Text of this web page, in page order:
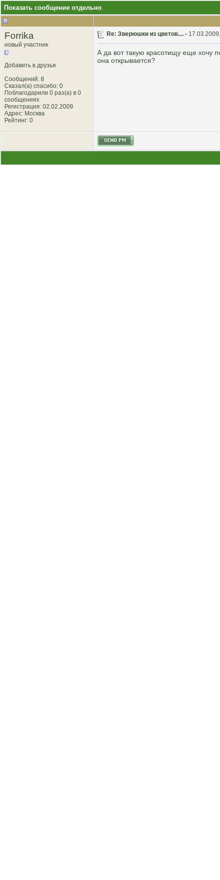
Показать сообщение отдельно
Forrika
новый участник
Добавить в друзья
Сообщений: 8
Сказал(а) спасибо: 0
Поблагодарили 0 раз(а) в 0
сообщениях
Регистрация: 02.02.2009
Адрес: Москва
Рейтинг: 0
Re: Зверюшки из цветов.... -
А да вот такую красотищу еще хочу
она открывается?